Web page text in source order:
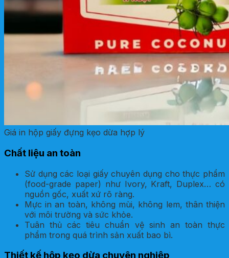
Giá in hộp giấy đựng kẹo dừa hợp lý
Chất liệu an toàn
Sử dụng các loại giấy chuyên dụng cho thực phẩm
(food-grade paper) như Ivory, Kraft, Duplex… có
nguồn gốc, xuất xứ rõ ràng.
Mực in an toàn, không mùi, không lem, thân thiện
với môi trường và sức khỏe.
Tuân thủ các tiêu chuẩn vệ sinh an toàn thực
phẩm trong quá trình sản xuất bao bì.
Thiết kế hộp kẹo dừa chuyên nghiệp